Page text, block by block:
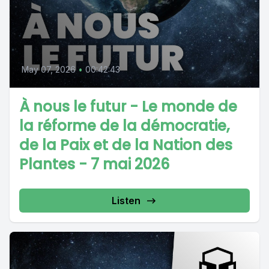
May 07, 2026 • 00:42:43
À nous le futur - Le monde de
la réforme de la démocratie,
de la Paix et de la Nation des
Plantes - 7 mai 2026
Listen